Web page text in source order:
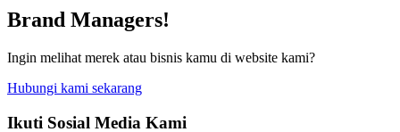
Brand Managers!
Ingin melihat merek atau bisnis kamu di website kami?
Hubungi kami sekarang
Ikuti Sosial Media Kami